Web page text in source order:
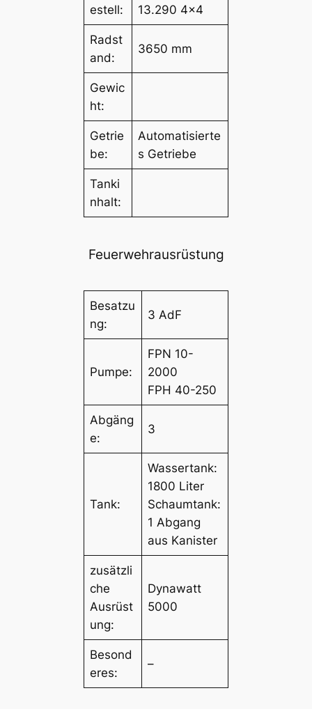
estell:
13.290 4×4
Radst
and:
3650 mm
Gewic
ht:
Getrie
be:
Automatisierte
s Getriebe
Tanki
nhalt:
Feuerwehrausrüstung
Besatzu
ng:
3 AdF
Pumpe:
FPN 10-
2000
FPH 40-250
Abgäng
e:
3
Tank:
Wassertank:
1800 Liter
Schaumtank:
1 Abgang
aus Kanister
zusätzli
che
Ausrüst
ung:
Dynawatt
5000
Besond
eres:
–